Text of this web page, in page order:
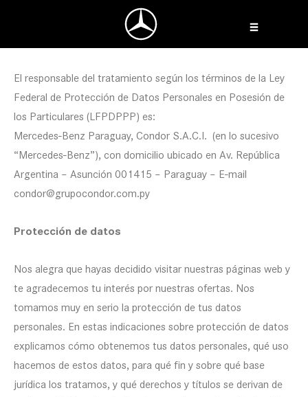
El responsable del tratamiento según los términos de la Ley
Federal de Protección de Datos Personales en Posesión de
los Particulares (LFPDPPP) es:
Mercedes-Benz Paraguay, Condor S.A.C.I. (en lo sucesivo
“Mercedes-Benz”), con domicilio ubicado en Av. República
Argentina – Asunción 001415 – Paraguay – E-mail
condor@grupocondor.com.py
Protección de datos
Nos alegra que hayas decidido visitar nuestras páginas web y
te agradecemos tu interés por nuestras ofertas. Nos
tomamos muy en serio la protección de tus datos
personales. En estas indicaciones sobre protección de datos
explicamos cómo obtenemos tus datos personales, qué uso
hacemos de estos datos, para qué fin y sobre qué base
jurídica los tratamos, y qué derechos y títulos se derivan de